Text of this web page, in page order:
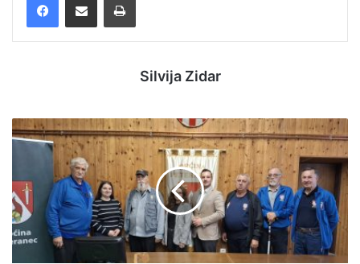
Silvija Zidar